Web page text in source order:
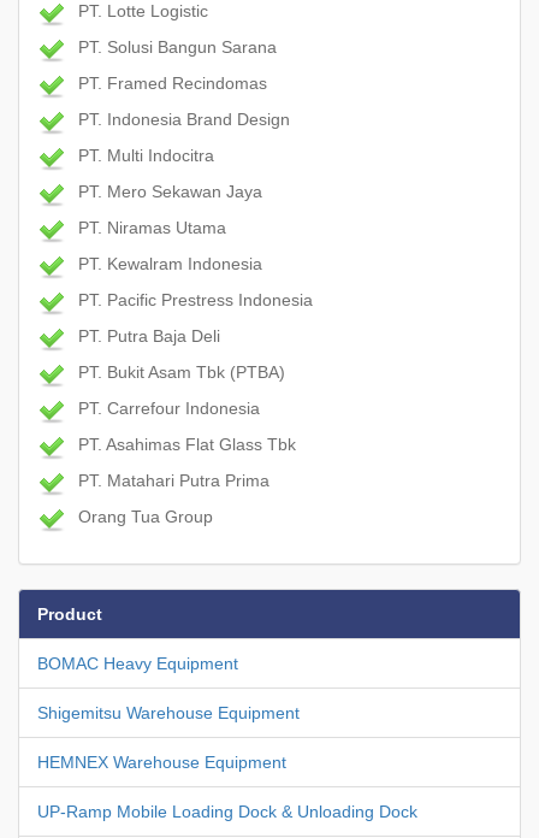
PT. Lotte Logistic
PT. Solusi Bangun Sarana
PT. Framed Recindomas
PT. Indonesia Brand Design
PT. Multi Indocitra
PT. Mero Sekawan Jaya
PT. Niramas Utama
PT. Kewalram Indonesia
PT. Pacific Prestress Indonesia
PT. Putra Baja Deli
PT. Bukit Asam Tbk (PTBA)
PT. Carrefour Indonesia
PT. Asahimas Flat Glass Tbk
PT. Matahari Putra Prima
Orang Tua Group
Product
BOMAC Heavy Equipment
Shigemitsu Warehouse Equipment
HEMNEX Warehouse Equipment
UP-Ramp Mobile Loading Dock & Unloading Dock